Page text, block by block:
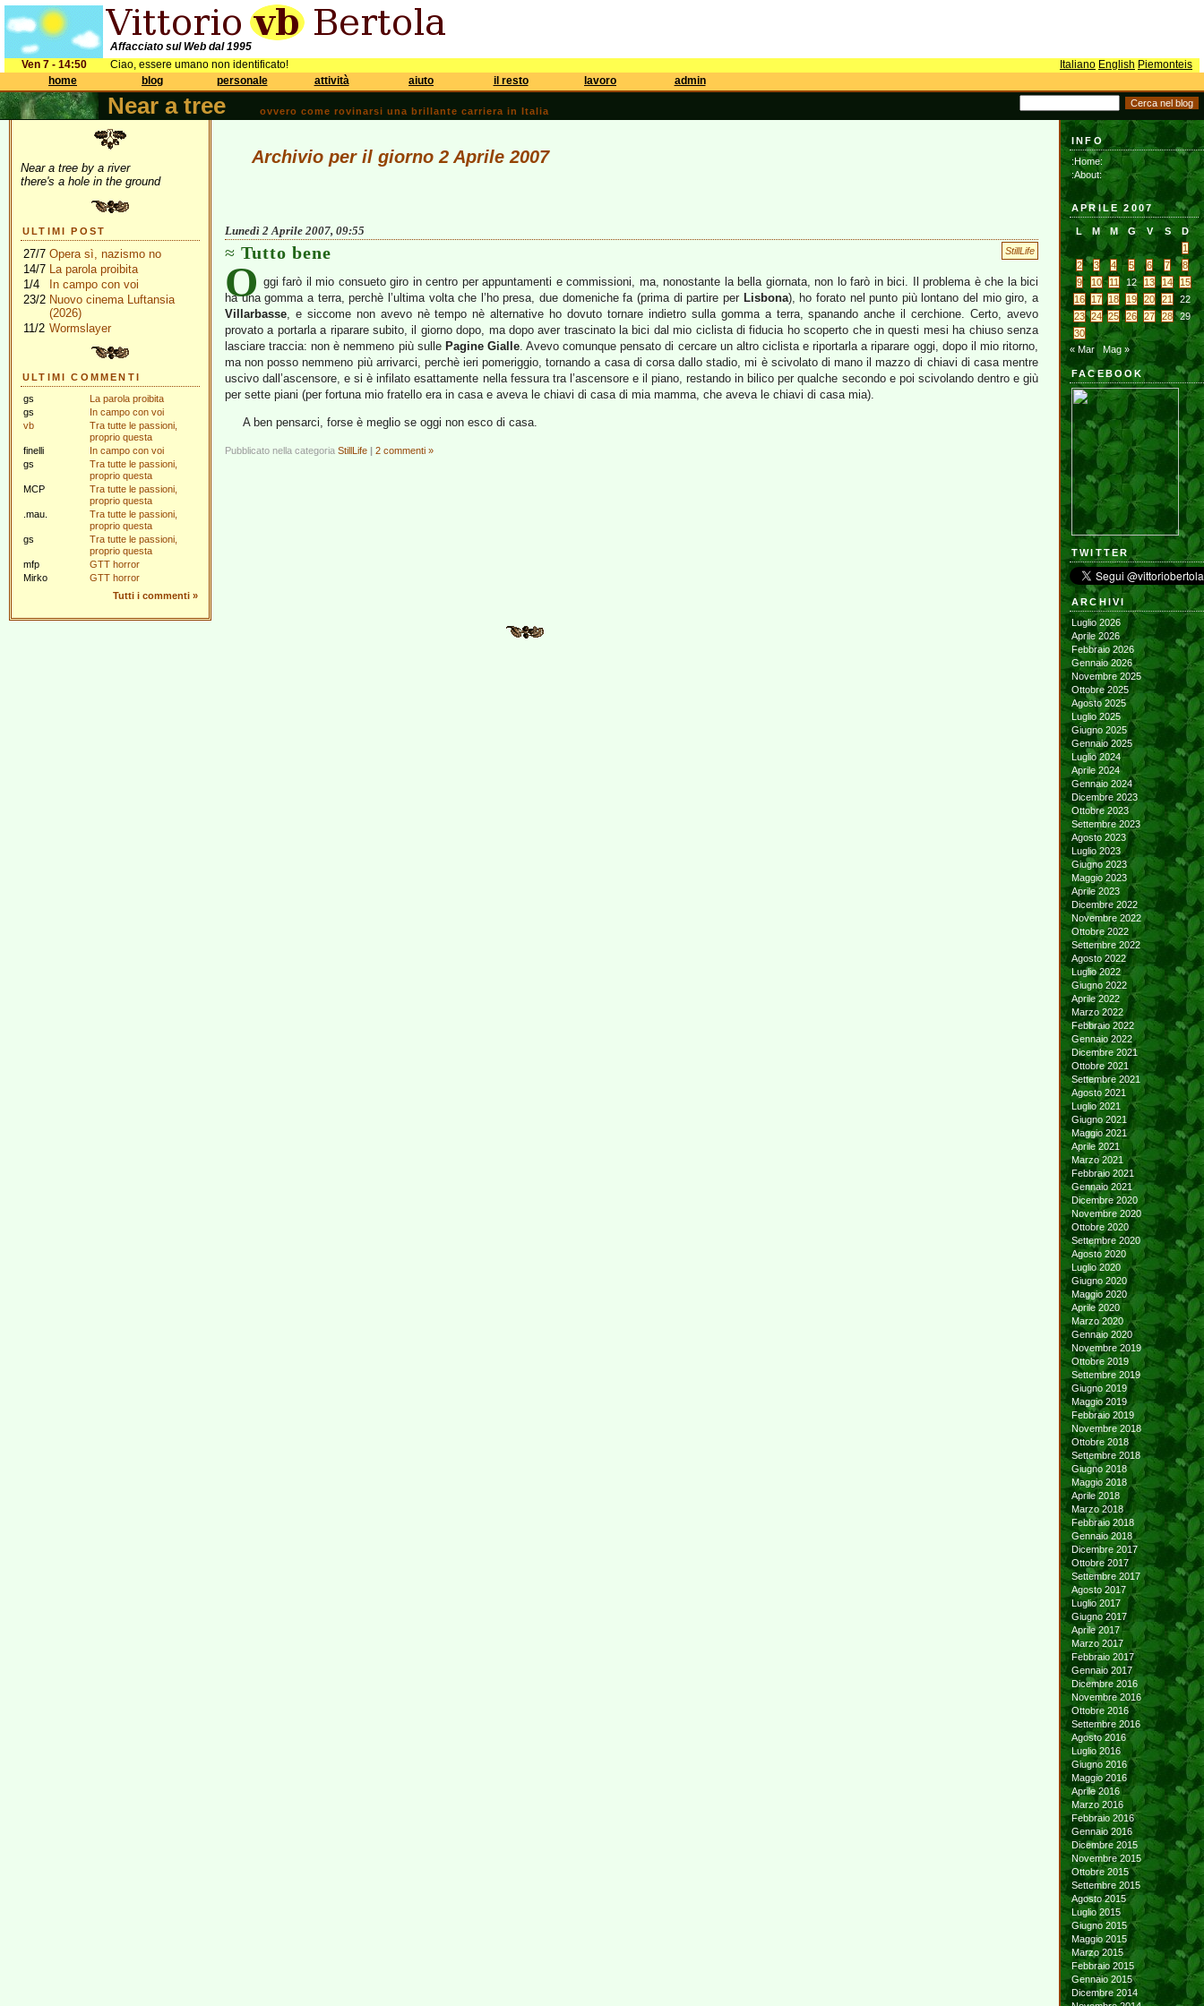
Affacciato sul Web dal 1995
Ven 7 - 14:50
Ciao, essere umano non identificato! Italiano English Piemonteis
home
blog personale attività aiuto il resto lavoro admin
Near a tree ovvero come rovinarsi una brillante carriera in Italia
Near a tree by a river
there's a hole in the ground
ULTIMI POST
27/7 Opera sì, nazismo no
14/7 La parola proibita
1/4
In campo con voi
23/2 Nuovo cinema Luftansia
(2026)
11/2 Wormslayer
ULTIMI COMMENTI
gs
La parola proibita
gs
In campo con voi
vb
Tra tutte le passioni,
proprio questa
finelli
In campo con voi
gs
Tra tutte le passioni,
proprio questa
MCP
Tra tutte le passioni,
proprio questa
.mau.
Tra tutte le passioni,
proprio questa
gs
Tra tutte le passioni,
proprio questa
mfp
GTT horror
Mirko
GTT horror
Tutti i commenti »
Archivio per il giorno 2 Aprile 2007
Lunedì 2 Aprile 2007, 09:55
StillLife
Tutto bene
O ggi farò il mio consueto giro in centro per appuntamenti e commissioni, ma, nonostante la bella giornata, non lo farò in bici. Il problema è che la bici
ha una gomma a terra, perchè l’ultima volta che l’ho presa, due domeniche fa (prima di partire per Lisbona), ho forato nel punto più lontano del mio giro, a
Villarbasse, e siccome non avevo nè tempo nè alternative ho dovuto tornare indietro sulla gomma a terra, spanando anche il cerchione. Certo, avevo
provato a portarla a riparare subito, il giorno dopo, ma dopo aver trascinato la bici dal mio ciclista di fiducia ho scoperto che in questi mesi ha chiuso senza
lasciare traccia: non è nemmeno più sulle Pagine Gialle. Avevo comunque pensato di cercare un altro ciclista e riportarla a riparare oggi, dopo il mio ritorno,
ma non posso nemmeno più arrivarci, perchè ieri pomeriggio, tornando a casa di corsa dallo stadio, mi è scivolato di mano il mazzo di chiavi di casa mentre
uscivo dall’ascensore, e si è infilato esattamente nella fessura tra l’ascensore e il piano, restando in bilico per qualche secondo e poi scivolando dentro e giù
per sette piani (per fortuna mio fratello era in casa e aveva le chiavi di casa di mia mamma, che aveva le chiavi di casa mia).
A ben pensarci, forse è meglio se oggi non esco di casa.
Pubblicato nella categoria StillLife | 2 commenti »
INFO
:Home:
:About:
APRILE 2007
L M M G V S
D
1
2
3 4 5 6 7
8
9
10 11 12 13 14
15
16
17 18 19 20 21
22
23
24 25 26 27 28
29
30
« Mar
Mag »
FACEBOOK
TWITTER
ARCHIVI
Luglio 2026
Aprile 2026
Febbraio 2026
Gennaio 2026
Novembre 2025
Ottobre 2025
Agosto 2025
Luglio 2025
Giugno 2025
Gennaio 2025
Luglio 2024
Aprile 2024
Gennaio 2024
Dicembre 2023
Ottobre 2023
Settembre 2023
Agosto 2023
Luglio 2023
Giugno 2023
Maggio 2023
Aprile 2023
Dicembre 2022
Novembre 2022
Ottobre 2022
Settembre 2022
Agosto 2022
Luglio 2022
Giugno 2022
Aprile 2022
Marzo 2022
Febbraio 2022
Gennaio 2022
Dicembre 2021
Ottobre 2021
Settembre 2021
Agosto 2021
Luglio 2021
Giugno 2021
Maggio 2021
Aprile 2021
Marzo 2021
Febbraio 2021
Gennaio 2021
Dicembre 2020
Novembre 2020
Ottobre 2020
Settembre 2020
Agosto 2020
Luglio 2020
Giugno 2020
Maggio 2020
Aprile 2020
Marzo 2020
Gennaio 2020
Novembre 2019
Ottobre 2019
Settembre 2019
Giugno 2019
Maggio 2019
Febbraio 2019
Novembre 2018
Ottobre 2018
Settembre 2018
Giugno 2018
Maggio 2018
Aprile 2018
Marzo 2018
Febbraio 2018
Gennaio 2018
Dicembre 2017
Ottobre 2017
Settembre 2017
Agosto 2017
Luglio 2017
Giugno 2017
Aprile 2017
Marzo 2017
Febbraio 2017
Gennaio 2017
Dicembre 2016
Novembre 2016
Ottobre 2016
Settembre 2016
Agosto 2016
Luglio 2016
Giugno 2016
Maggio 2016
Aprile 2016
Marzo 2016
Febbraio 2016
Gennaio 2016
Dicembre 2015
Novembre 2015
Ottobre 2015
Settembre 2015
Agosto 2015
Luglio 2015
Giugno 2015
Maggio 2015
Marzo 2015
Febbraio 2015
Gennaio 2015
Dicembre 2014